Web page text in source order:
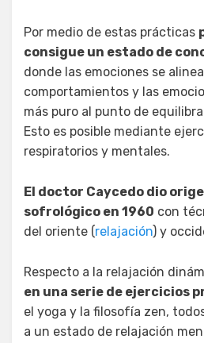
Por medio de estas prácticas
consigue un estado de
donde las emociones se
comportamientos y las
más puro al punto de
Esto es posible mediante
respiratorios y mentales.
El doctor Caycedo dio
sofrológico en 1960 con
del oriente (relajación) y
Respecto a la relajación
en una serie de ejercicios
el yoga y la filosofía zen,
a un estado de relajación